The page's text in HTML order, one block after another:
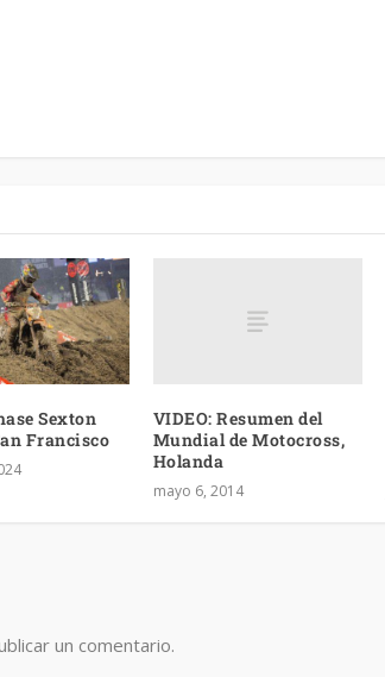
Sexton
Francisco
VIDEO: Resumen del
Mundial de Motocross,
Holanda
mayo 6, 2014
un comentario.